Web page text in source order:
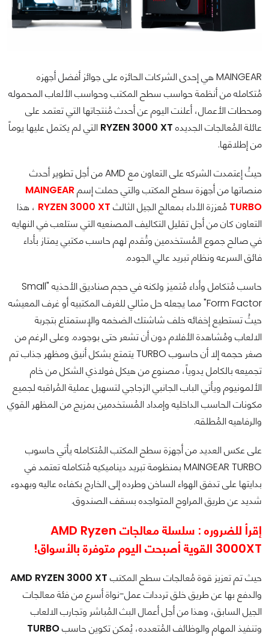
MAINGEAR هي إحدى الشركات الحائزه على جوائز أفضل أجهزه
مُتكامله من أنظمة حواسب سطح المكتب وحواسب الألعاب المحموله
ومحطات الأعمال، أعلنت اليوم عن أحدث مُنتجاتها التي تعتمد على
عائلة المُعالجات الجديده RYZEN 3000 XT التي لم يكتمل عليها يوماً
من إطلاقها.
حيثُ إعتمدت الشركه على التعاون مع AMD من أجل تطوير أحدث
منصاتها من أجهزة سطح المكتب والتي حملت إسمMAINGEAR
TURBO مُعززة الأداء بمعالج الجيل الثالث RYZEN 3000 XT ، هذا
التعاون كان من أجل تقليل التكاليف المصنعيه التي ستلعب في النهايه
في صالح جموع المُستخدمين وتُقدم لهم حاسب مكتبي يمتاز بأداء
فائق السرعه ونظام تبريد عالي الجوده.
حاسب مُتكامل وأداء مُتميز ولكنه في حجم صناديق الأحذيه "Small
Form Factor" مما يجعله حل مثالي للغرف المكتبيه أو غرف المعيشه
حيثُ تستطيع إخفائه خلف شاشتك الضخمه والإستمتاع بتجربة
الالعاب ومُشاهدة الأفلام دون أن تشعر حتى بوجوده. وعلى الرغم من
صغر حجمه إلا أن حاسوب TURBO يتمتع بشكل أنيق ومظهر جذاب تم
تجميعه بالكامل يدوياً، مصنوع من هيكل فولاذي الشكل من خام
الألمونيوم ويأتي الباب الجانبي الزجاجي لتسهيل عملية المُراقبه لجميع
مكونات الحاسب الداخليه وإمداد المُستخدمين بمزيج من المظهر القوي
والرفاهيه المُطلقه.
على عكس العديد من أجهزة سطح المكتب المُتكامله يأتي حاسوب
MAINGEAR TURBO بمنظومة تبريد ديناميكيه مُتكامله تعتمد في
بدايتها على تدفق الهواء الساخن وطرده إلى الخارج بكفاءه عاليه وبهدوء
شديد عن طريق المراوح المتواجده بسقف الصندوق.
إقرأ للضروره :
سلسلة معالجات AMD Ryzen
3000XT القوية أصبحت اليوم متوفرة بالأسواق!
حيث تم تعزيز قوة مُعالجات سطح المكتب AMD RYZEN 3000 XT
والدفع بها عن طريق خلق ترددات عمل-نواة أسرع من فئة معالجات
الجيل السابق، وهذا من أجل أعمال البث المُباشر وتجارب الالعاب
وتنفيذ المهام والوظائف المُتعدده، يُمكن تكوين حاسبTURBO